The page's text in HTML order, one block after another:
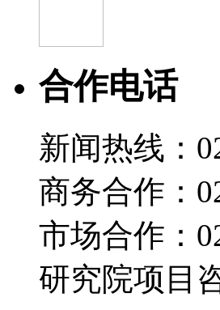
宋超
2026-07-10 07:00
“具身智造，自由节拍”
17:57
宋超
2026-07-07 07:00
合作电话
新闻热线：
商务合作：
市场合作：
研究院项目